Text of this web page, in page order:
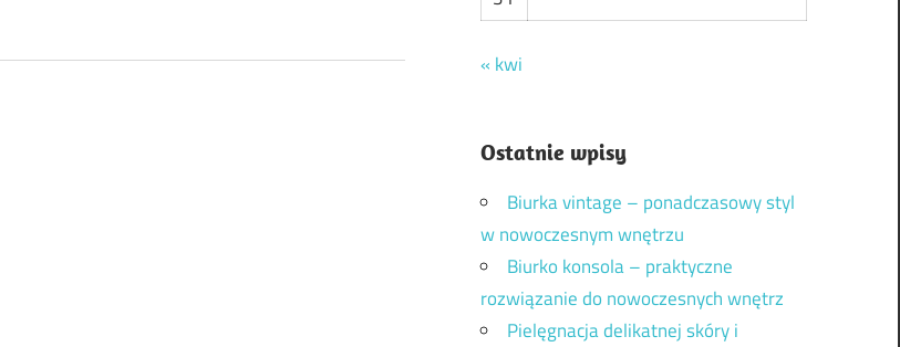
« kwi
Ostatnie wpisy
Biurka vintage – ponadczasowy styl
w nowoczesnym wnętrzu
Biurko konsola – praktyczne
rozwiązanie do nowoczesnych wnętrz
Pielęgnacja delikatnej skóry i